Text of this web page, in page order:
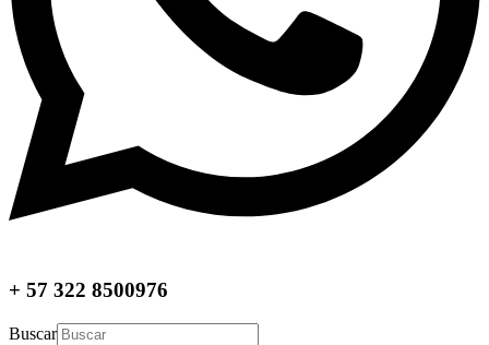
+ 57 322 8500976
Buscar